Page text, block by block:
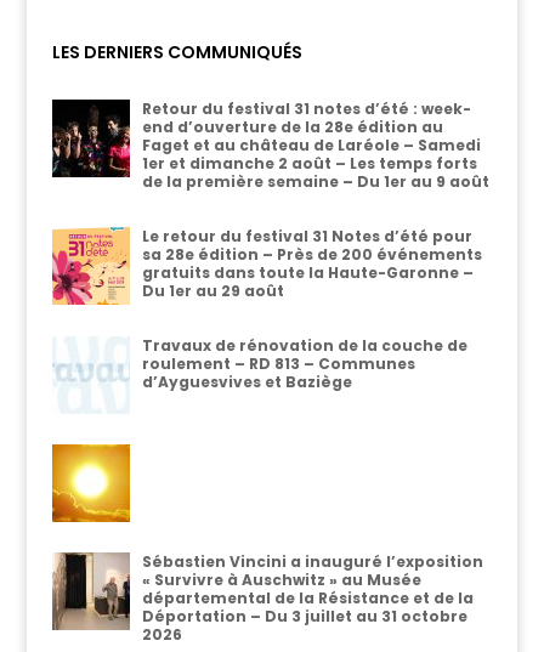
LES DERNIERS COMMUNIQUÉS
Retour du festival 31 notes d’été : week-
end d’ouverture de la 28e édition au
Faget et au château de Laréole – Samedi
1er et dimanche 2 août – Les temps forts
de la première semaine – Du 1er au 9 août
Le retour du festival 31 Notes d’été pour
sa 28e édition – Près de 200 événements
gratuits dans toute la Haute-Garonne –
Du 1er au 29 août
Travaux de rénovation de la couche de
roulement – RD 813 – Communes
d’Ayguesvives et Baziège
Sébastien Vincini a inauguré l’exposition
« Survivre à Auschwitz » au Musée
départemental de la Résistance et de la
Déportation – Du 3 juillet au 31 octobre
2026